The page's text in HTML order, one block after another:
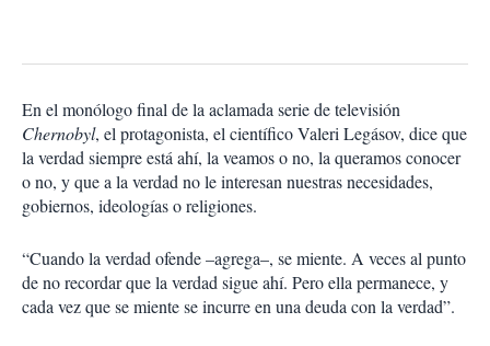
o
a
r
t
i
r
En el monólogo final de la aclamada serie de televisión
Chernobyl, el protagonista, el científico Valeri Legásov, dice que
la verdad siempre está ahí, la veamos o no, la queramos conocer
o no, y que a la verdad no le interesan nuestras necesidades,
gobiernos, ideologías o religiones.
“Cuando la verdad ofende –agrega–, se miente. A veces al punto
de no recordar que la verdad sigue ahí. Pero ella permanece, y
cada vez que se miente se incurre en una deuda con la verdad”.